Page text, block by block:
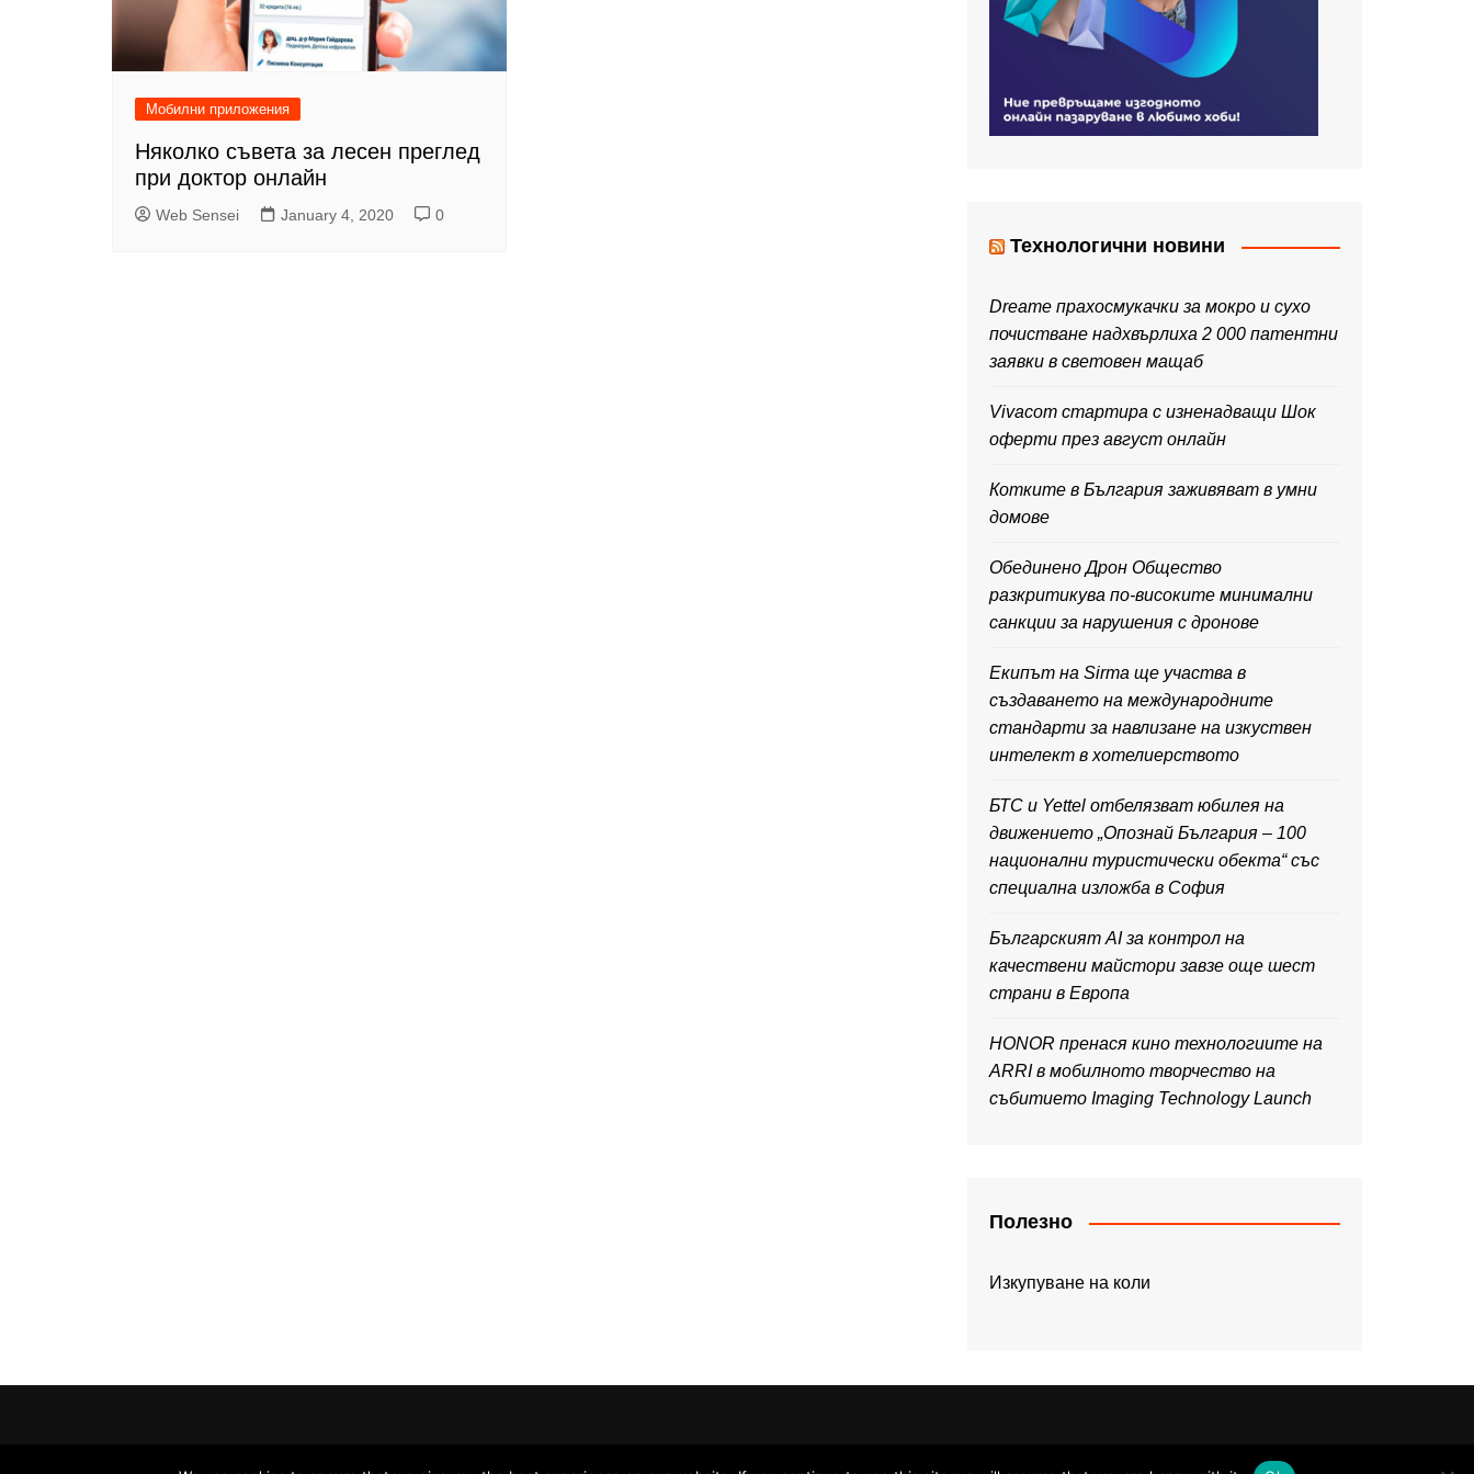
Мобилни приложения
Няколко съвета за лесен преглед
при доктор онлайн
Web Sensei January 4, 2020 0
Технологични новини
Dreame прахосмукачки за мокро и сухо
почистване надхвърлиха 2 000 патентни
заявки в световен мащаб
Vivacom стартира с изненадващи Шок
оферти през август онлайн
Котките в България заживяват в умни
домове
Обединено Дрон Общество
разкритикува по-високите минимални
санкции за нарушения с дронове
Екипът на Sirma ще участва в
създаването на международните
стандарти за навлизане на изкуствен
интелект в хотелиерството
БТС и Yettel отбелязват юбилея на
движението „Опознай България – 100
национални туристически обекта“ със
специална изложба в София
Българският AI за контрол на
качествени майстори завзе още шест
страни в Европа
HONOR пренася кино технологиите на
ARRI в мобилното творчество на
събитието Imaging Technology Launch
Полезно
Изкупуване на коли